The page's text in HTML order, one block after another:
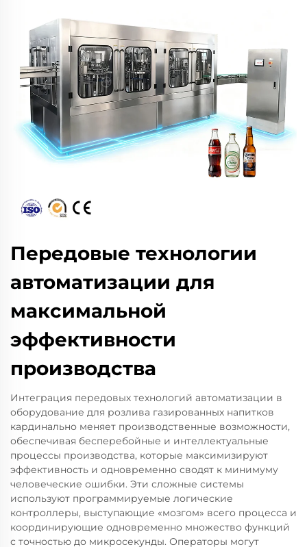
Передовые технологии
автоматизации для
максимальной
эффективности
производства
Интеграция передовых технологий автоматизации в
оборудование для розлива газированных напитков
кардинально меняет производственные возможности,
обеспечивая бесперебойные и интеллектуальные
процессы производства, которые максимизируют
эффективность и одновременно сводят к минимуму
человеческие ошибки. Эти сложные системы
используют программируемые логические
контроллеры, выступающие «мозгом» всего процесса и
координирующие одновременно множество функций
с точностью до микросекунды. Операторы могут